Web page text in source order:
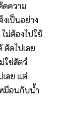
ดความ
เป็นอย่าง
ม่ต้องไปใช้
ตัดไปเลย
ใช่สัตว์
ลย แต่
หมือนกับน้ำ